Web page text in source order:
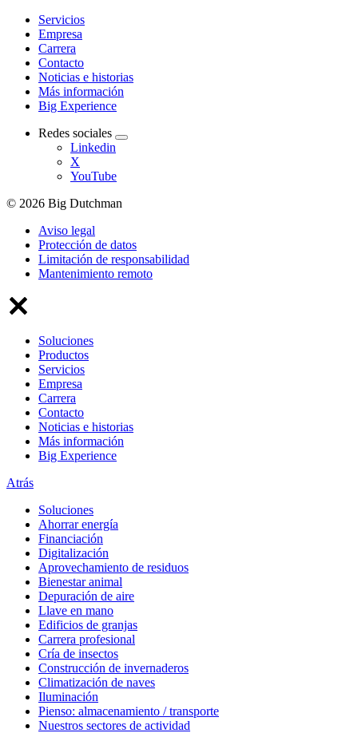
Servicios
Empresa
Carrera
Contacto
Noticias e historias
Más información
Big Experience
Redes sociales
Linkedin
X
YouTube
© 2026 Big Dutchman
Aviso legal
Protección de datos
Limitación de responsabilidad
Mantenimiento remoto
Soluciones
Productos
Servicios
Empresa
Carrera
Contacto
Noticias e historias
Más información
Big Experience
Atrás
Soluciones
Ahorrar energía
Financiación
Digitalización
Aprovechamiento de residuos
Bienestar animal
Depuración de aire
Llave en mano
Edificios de granjas
Carrera profesional
Cría de insectos
Construcción de invernaderos
Climatización de naves
Iluminación
Pienso: almacenamiento / transporte
Nuestros sectores de actividad